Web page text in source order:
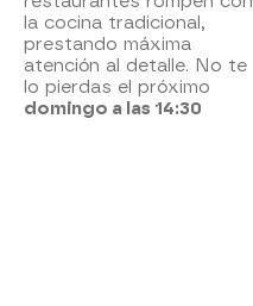
la cocina tradicional,
prestando máxima
atención al detalle. No te
lo pierdas el próximo
domingo a las 14:30